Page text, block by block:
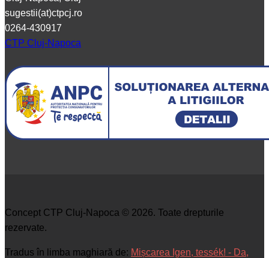
sugestii(at)ctpcj.ro
0264-430917
CTP Cluj-Napoca
Concept CTP Cluj-Napoca © 2026. Toate drepturile
rezervate.
Tradus în limba maghiară de: Mișcarea Igen, tessék! - Da,